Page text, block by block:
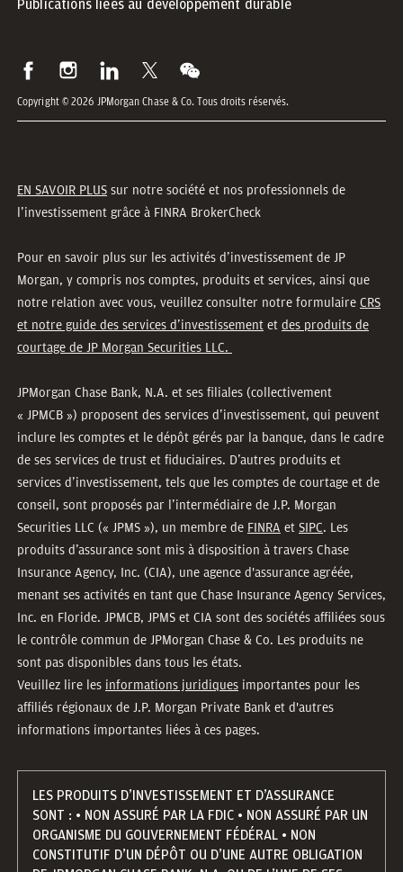
Publications liées au développement durable
Copyright © 2026 JPMorgan Chase & Co. Tous droits réservés.
EN SAVOIR PLUS sur notre société et nos professionnels de
l’investissement grâce à FINRA BrokerCheck
Pour en savoir plus sur les activités d’investissement de JP
Morgan, y compris nos comptes, produits et services, ainsi que
notre relation avec vous, veuillez consulter notre formulaire CRS
et notre guide des services d’investissement et des produits de
courtage de JP Morgan Securities LLC.
JPMorgan Chase Bank, N.A. et ses filiales (collectivement
« JPMCB ») proposent des services d’investissement, qui peuvent
inclure les comptes et le dépôt gérés par la banque, dans le cadre
de ses services de trust et fiduciaires. D’autres produits et
services d’investissement, tels que les comptes de courtage et de
conseil, sont proposés par l’intermédiaire de J.P. Morgan
Securities LLC (« JPMS »), un membre de FINRA et SIPC. Les
produits d’assurance sont mis à disposition à travers Chase
Insurance Agency, Inc. (CIA), une agence d'assurance agréée,
menant ses activités en tant que Chase Insurance Agency Services,
Inc. en Floride. JPMCB, JPMS et CIA sont des sociétés affiliées sous
le contrôle commun de JPMorgan Chase & Co. Les produits ne
sont pas disponibles dans tous les états.
Veuillez lire les informations juridiques importantes pour les
affiliés régionaux de J.P. Morgan Private Bank et d'autres
informations importantes liées à ces pages.
LES PRODUITS D’INVESTISSEMENT ET D’ASSURANCE
SONT : • NON ASSURÉ PAR LA FDIC • NON ASSURÉ PAR UN
ORGANISME DU GOUVERNEMENT FÉDÉRAL • NON
CONSTITUTIF D’UN DÉPÔT OU D’UNE AUTRE OBLIGATION